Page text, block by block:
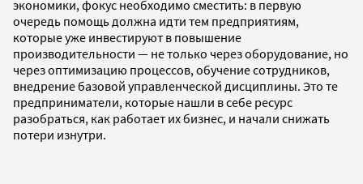
экономики, фокус необходимо сместить: в первую
очередь помощь должна идти тем предприятиям,
которые уже инвестируют в повышение
производительности — не только через оборудование, но
через оптимизацию процессов, обучение сотрудников,
внедрение базовой управленческой дисциплины. Это те
предприниматели, которые нашли в себе ресурс
разобраться, как работает их бизнес, и начали снижать
потери изнутри.